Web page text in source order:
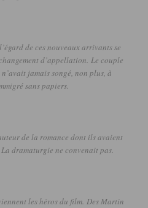
de ces nouveaux arrivants se
d’appellation. Le couple
jamais songé, non plus, à
sans papiers.
de la romance dont ils avaient
La dramaturgie ne convenait pas.
les héros du film. Des Martin